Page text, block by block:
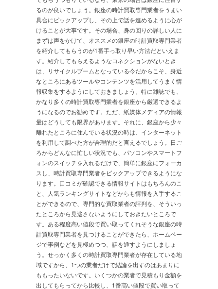
るのが良いでしょう。銀座の時計買取専門業者をうまい
具合にピックアップし、その上で話を進めるように心が
けることが大事です。その場合、身の回りの詳しい人に
まずは声をかけて、オススメの銀座の時計買取専門業者
を紹介してもらうのが1番手っ取り早い方法だといえま
す。紹介してもらえるようなコネクションがないとき
は、リサイクルブームとなっている今だからこそ、身近
なところにあるツールやコンテンツを活用してうまく情
報収集をするようにしておきましょう。特に雑誌でも、
かなり多くの時計買取専門業者を銀座から厳選できるよ
うになるのでお勧めです。ただ、紙媒体メディアの情報
量はどうしても限界があります。それに、銀座から少々
離れたところに住んでいる状況の時は、インターネット
を利用して調べた方が合理的だと言えるでしょう。日ご
ろからどんなに忙しい状況でも、パソコンやスマートフ
ォンのスイッチを入れるだけで、簡単に銀座にフォーカ
スし、時計買取専門業者をピックアップできるようにな
ります。口コミが確認できる情報サイトはもちろんのこ
と、人気ランキングサイトなどからも情報を入手するこ
とができるので、専門的な買取業者の評判を、そういっ
たところから見逃さないようにしておきたいところで
す。ある程度高い値段で買い取ってくれそうな銀座の時
計買取専門業者を見つけることができたら、ホームペー
ジで事例などを見極めつつ、話を通すようにしましょ
う。せっかく多くの時計買取専門業者が存在している地
域ですから、1つの業者だけで結論を出すのはあまりに
ももったいないです。いくつかの業者で見積もり金額を
出してもらってから比較し、1番高い値段で買い取って